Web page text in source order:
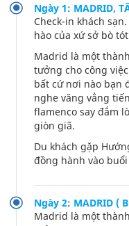
Ngày 1: MADRID,
Check-in khách
hào của xứ sở bò
Madrid là một
tưởng cho công
bất cứ nơi nào bạn
nghe văng vẳng
flamenco say đắm
giòn giã.
Du khách gặp
đồng hành vào
Ngày 2: MADRID (
Madrid là một